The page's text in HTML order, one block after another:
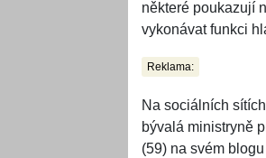
některé poukazují
vykonávat funkci
Reklama:
Na sociálních
bývalá ministryně
(59) na svém